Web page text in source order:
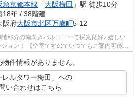
急京都本線 「大阪梅田 」駅 徒歩10分
18年 / 38階建
阪府大阪市北区万歳町5-12
部分の南向きバルコニーで採光良好♪ 嬉しい
ョン！ 【空室ですのでいつでもご案内可能で
件情報がありません。
レルタワー梅田」への
い合わせはこちら